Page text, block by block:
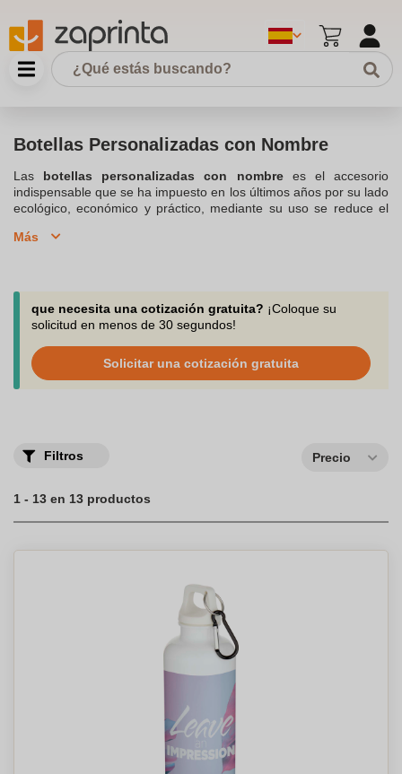
Botellas Personalizadas con Nombre
Las botellas personalizadas con nombrees el accesorio
indispensable que se ha impuesto en los últimos años por su lado
ecológico, económico y práctico, mediante su uso se reduce el
del medio ambiente. La personalización con el nombre las
Además, fomenta la hidratación, ya que tener una botella
atractiva incentiva a beber más agua a lo largo del día. Las
Botella personalizadaes el contenedor idóneo para llevar tu agua
Más
que necesita una cotización gratuita? ¡Coloque su
solicitud en menos de 30 segundos!
Solicitar una cotización gratuita
Filtros Precio
1 - 13 en 13 productos